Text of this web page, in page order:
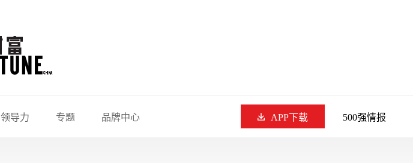
领导力 专题 品牌中心 APP下载 500强情报